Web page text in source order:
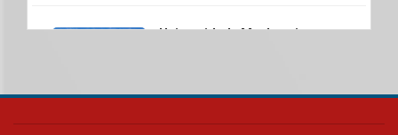
Universidade Mackenzie